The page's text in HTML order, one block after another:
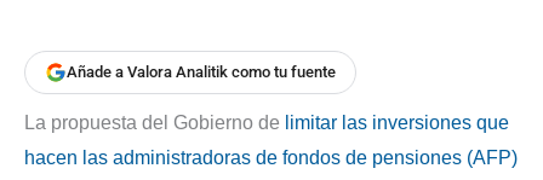
Añade a Valora Analitik como tu fuente
La propuesta del Gobierno de limitar las inversiones que
hacen las administradoras de fondos de pensiones (AFP)